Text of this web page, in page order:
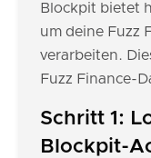
Blockpit bietet
um deine Fuzz
verarbeiten.
Fuzz Finance-
Schritt 1:
Blockpit-